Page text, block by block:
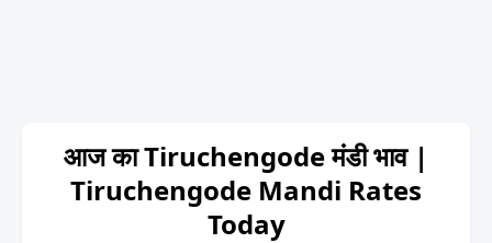
आज का Tiruchengode मंडी भाव |
Tiruchengode Mandi Rates
Today